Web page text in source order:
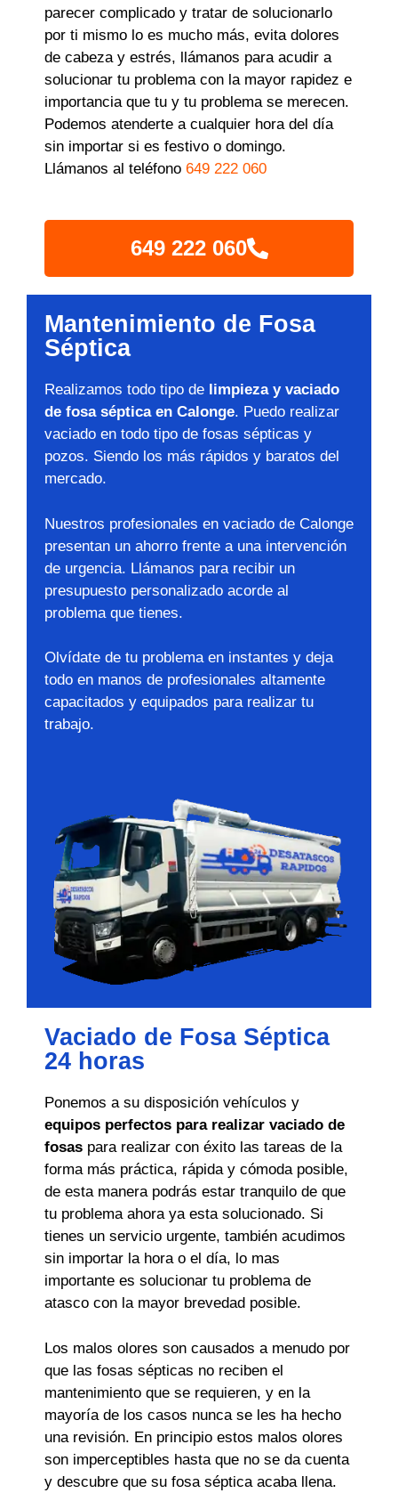
parecer complicado y tratar de solucionarlo
por ti mismo lo es mucho más, evita dolores
de cabeza y estrés, llámanos para acudir a
solucionar tu problema con la mayor rapidez e
importancia que tu y tu problema se merecen.
Podemos atenderte a cualquier hora del día
sin importar si es festivo o domingo.
Llámanos al teléfono 649 222 060
649 222 060
Mantenimiento de Fosa
Séptica
Realizamos todo tipo de limpieza y vaciado
de fosa séptica en Calonge. Puedo realizar
vaciado en todo tipo de fosas sépticas y
pozos. Siendo los más rápidos y baratos del
mercado.
Nuestros profesionales en vaciado de Calonge
presentan un ahorro frente a una intervención
de urgencia. Llámanos para recibir un
presupuesto personalizado acorde al
problema que tienes.
Olvídate de tu problema en instantes y deja
todo en manos de profesionales altamente
capacitados y equipados para realizar tu
trabajo.
Vaciado de Fosa Séptica
24 horas
Ponemos a su disposición vehículos y
equipos perfectos para realizar vaciado de
fosas para realizar con éxito las tareas de la
forma más práctica, rápida y cómoda posible,
de esta manera podrás estar tranquilo de que
tu problema ahora ya esta solucionado. Si
tienes un servicio urgente, también acudimos
sin importar la hora o el día, lo mas
importante es solucionar tu problema de
atasco con la mayor brevedad posible.
Los malos olores son causados a menudo por
que las fosas sépticas no reciben el
mantenimiento que se requieren, y en la
mayoría de los casos nunca se les ha hecho
una revisión. En principio estos malos olores
son imperceptibles hasta que no se da cuenta
y descubre que su fosa séptica acaba llena.